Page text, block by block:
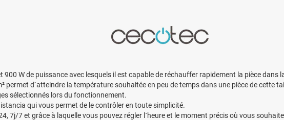
W de puissance avec lesquels il est capable de réchauffer rapidement la pièce dans
permet d`atteindre la température souhaitée en peu de temps dans une pièce de cette
sélectionnés lors du fonctionnement.
qui vous permet de le contrôler en toute simplicité.
7j/7 et grâce à laquelle vous pouvez régler l`heure et le moment précis où vous